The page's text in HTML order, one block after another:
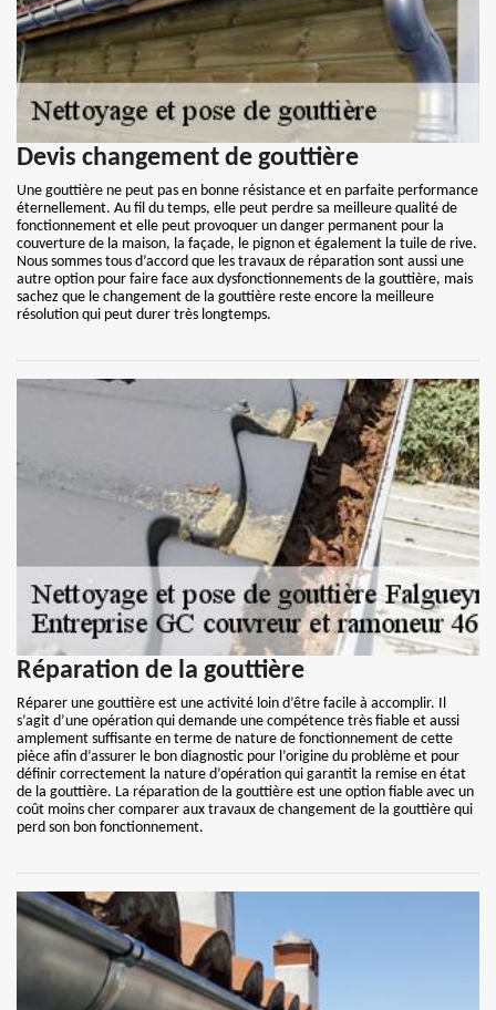
Devis changement de gouttière
Une gouttière ne peut pas en bonne résistance et en parfaite performance
éternellement. Au fil du temps, elle peut perdre sa meilleure qualité de
fonctionnement et elle peut provoquer un danger permanent pour la
couverture de la maison, la façade, le pignon et également la tuile de rive.
Nous sommes tous d’accord que les travaux de réparation sont aussi une
autre option pour faire face aux dysfonctionnements de la gouttière, mais
sachez que le changement de la gouttière reste encore la meilleure
résolution qui peut durer très longtemps.
Réparation de la gouttière
Réparer une gouttière est une activité loin d’être facile à accomplir. Il
s’agit d’une opération qui demande une compétence très fiable et aussi
amplement suffisante en terme de nature de fonctionnement de cette
pièce afin d’assurer le bon diagnostic pour l’origine du problème et pour
définir correctement la nature d’opération qui garantit la remise en état
de la gouttière. La réparation de la gouttière est une option fiable avec un
coût moins cher comparer aux travaux de changement de la gouttière qui
perd son bon fonctionnement.